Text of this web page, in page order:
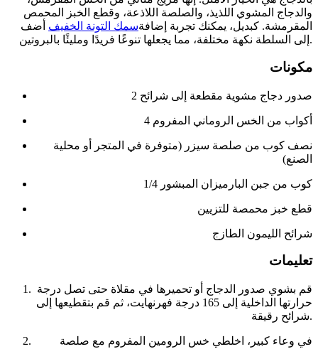
والدجاج المشوي اللذيذ، والصلصة اللاذعة، وقطع الخبز المحمص
المقرمشة. كبديل، يمكنك تجربة إضافةسمك التونة الخفيف أضف
إلى السلطة نكهة مختلفة، مما يجعلها تنوعًا فريدًا ومليئًا بالبروتين.
مكونات
2 صدور دجاج مشوية مقطعة إلى شرائح
4 أكواب من الخس الروماني المفروم
نصف كوب من صلصة سيزر (متوفرة في المتجر أو محلية
الصنع)
1/4 كوب من جبن البارميزان المبشور
قطع خبز محمصة للتزيين
شرائح الليمون الطازج
تعليمات
قم بشوي صدور الدجاج أو تحميرها في مقلاة حتى تصل درجة
حرارتها الداخلية إلى 165 درجة فهرنهايت، ثم قم بتقطيعها إلى
شرائح رقيقة.
في وعاء كبير، اخلطي خس الرومين المفروم مع صلصة